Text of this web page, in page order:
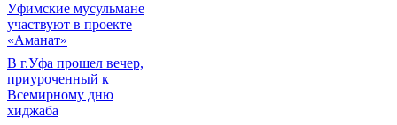
Уфимские мусульмане
участвуют в проекте
«Аманат»
В г.Уфа прошел вечер,
приуроченный к
Всемирному дню
хиджаба